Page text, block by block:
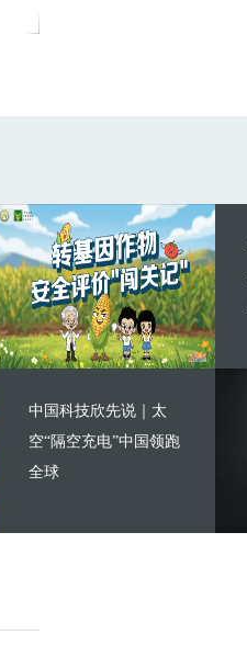
中国科技欣先说｜太
空“隔空充电”中国领跑
全球